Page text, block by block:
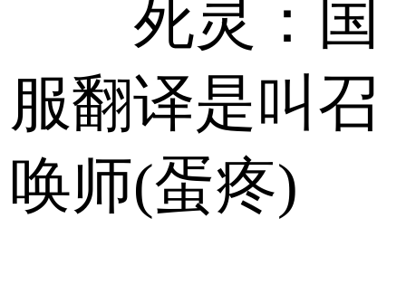
死灵：国
服翻译是叫召
唤师(蛋疼)